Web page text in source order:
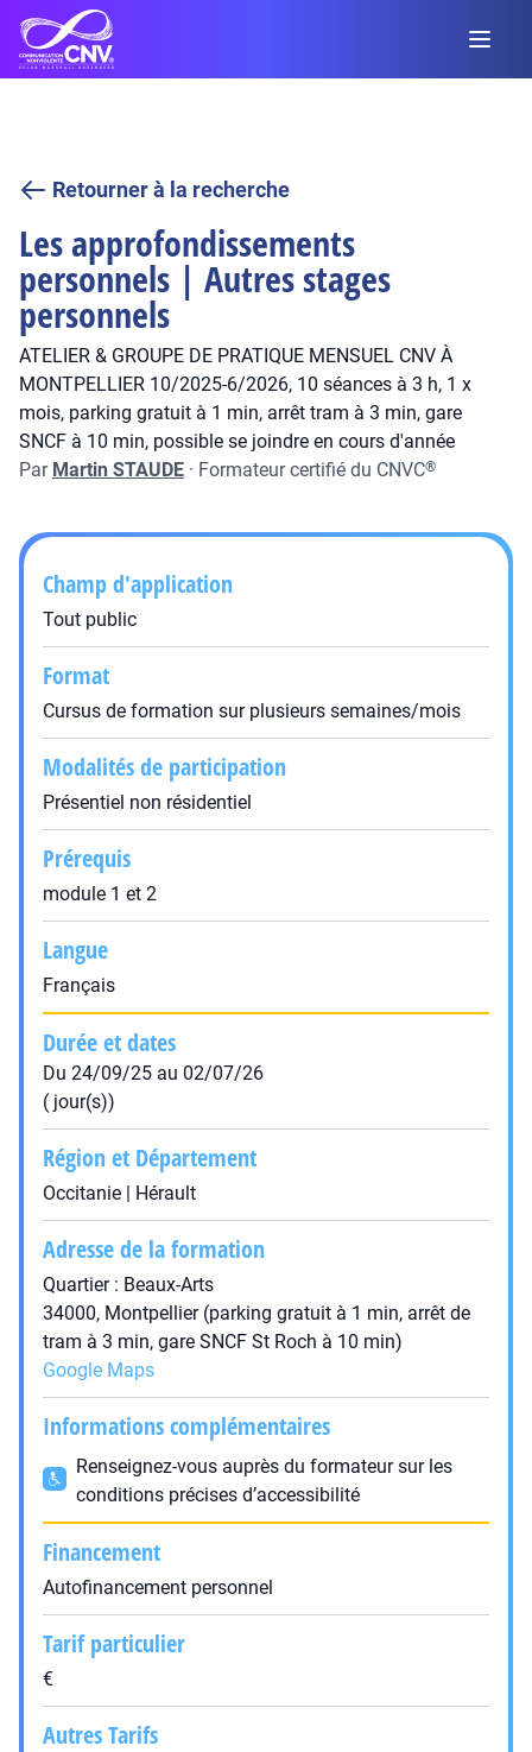
Retourner à la recherche
Les approfondissements
personnels | Autres stages
personnels
ATELIER & GROUPE DE PRATIQUE MENSUEL CNV À
MONTPELLIER 10/2025-6/2026, 10 séances à 3 h, 1 x
mois, parking gratuit à 1 min, arrêt tram à 3 min, gare
SNCF à 10 min, possible se joindre en cours d'année
Par Martin STAUDE · Formateur certifié du CNVC®
Champ d'application
Tout public
Format
Cursus de formation sur plusieurs semaines/mois
Modalités de participation
Présentiel non résidentiel
Prérequis
module 1 et 2
Langue
Français
Durée et dates
Du 24/09/25 au 02/07/26
( jour(s))
Région et Département
Occitanie | Hérault
Adresse de la formation
Quartier : Beaux-Arts
34000, Montpellier (parking gratuit à 1 min, arrêt de
tram à 3 min, gare SNCF St Roch à 10 min)
Google Maps
Informations complémentaires
Renseignez-vous auprès du formateur sur les
conditions précises d’accessibilité
Financement
Autofinancement personnel
Tarif particulier
€
Autres Tarifs